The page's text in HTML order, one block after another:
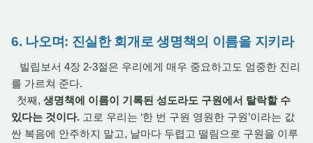
6. 나오며: 진실한 회개로 생명책의 이름을 지키라
빌립보서 4장 2-3절은 우리에게 매우 중요하고도 엄중한 진리
를 가르쳐 준다.
첫째, 생명책에 이름이 기록된 성도라도 구원에서 탈락할 수
있다는 것이다. 고로 우리는 ‘한 번 구원 영원한 구원’이라는 값
싼 복음에 안주하지 말고, 날마다 두렵고 떨림으로 구원을 이루